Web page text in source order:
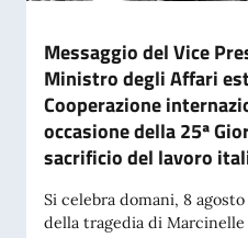
Messaggio del Vice
Ministro degli Affari
Cooperazione
occasione della 25ª
sacrificio del lavoro
Si celebra domani, 8
della tragedia di Marcinelle